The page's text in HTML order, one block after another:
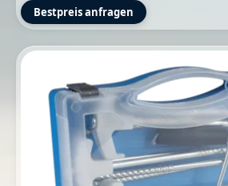
Bestpreis anfragen